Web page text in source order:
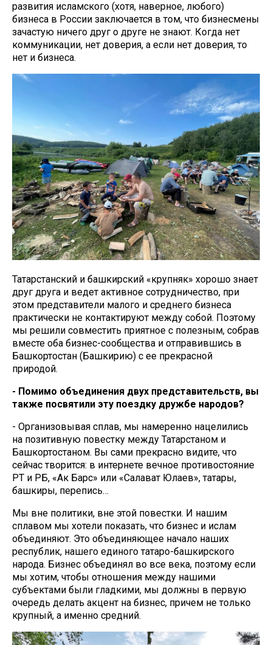
развития исламского (хотя, наверное, любого)
бизнеса в России заключается в том, что бизнесмены
зачастую ничего друг о друге не знают. Когда нет
коммуникации, нет доверия, а если нет доверия, то
нет и бизнеса.
Татарстанский и башкирский «крупняк» хорошо знает
друг друга и ведет активное сотрудничество, при
этом представители малого и среднего бизнеса
практически не контактируют между собой. Поэтому
мы решили совместить приятное с полезным, собрав
вместе оба бизнес-сообщества и отправившись в
Башкортостан (Башкирию) с ее прекрасной
природой.
- Помимо объединения двух представительств, вы
также посвятили эту поездку дружбе народов?
- Организовывая сплав, мы намеренно нацелились
на позитивную повестку между Татарстаном и
Башкортостаном. Вы сами прекрасно видите, что
сейчас творится: в интернете вечное противостояние
РТ и РБ, «Ак Барс» или «Салават Юлаев», татары,
башкиры, перепись…
Мы вне политики, вне этой повестки. И нашим
сплавом мы хотели показать, что бизнес и ислам
объединяют. Это объединяющее начало наших
республик, нашего единого татаро-башкирского
народа. Бизнес объединял во все века, поэтому если
мы хотим, чтобы отношения между нашими
субъектами были гладкими, мы должны в первую
очередь делать акцент на бизнес, причем не только
крупный, а именно средний.